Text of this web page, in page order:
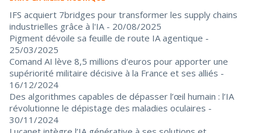
IFS acquiert 7bridges pour transformer les supply chains
industrielles grâce à l'IA - 20/08/2025
Pigment dévoile sa feuille de route IA agentique -
25/03/2025
Comand AI lève 8,5 millions d'euros pour apporter une
supériorité militaire décisive à la France et ses alliés -
16/12/2024
Des algorithmes capables de dépasser l’œil humain : l’IA
révolutionne le dépistage des maladies oculaires -
30/11/2024